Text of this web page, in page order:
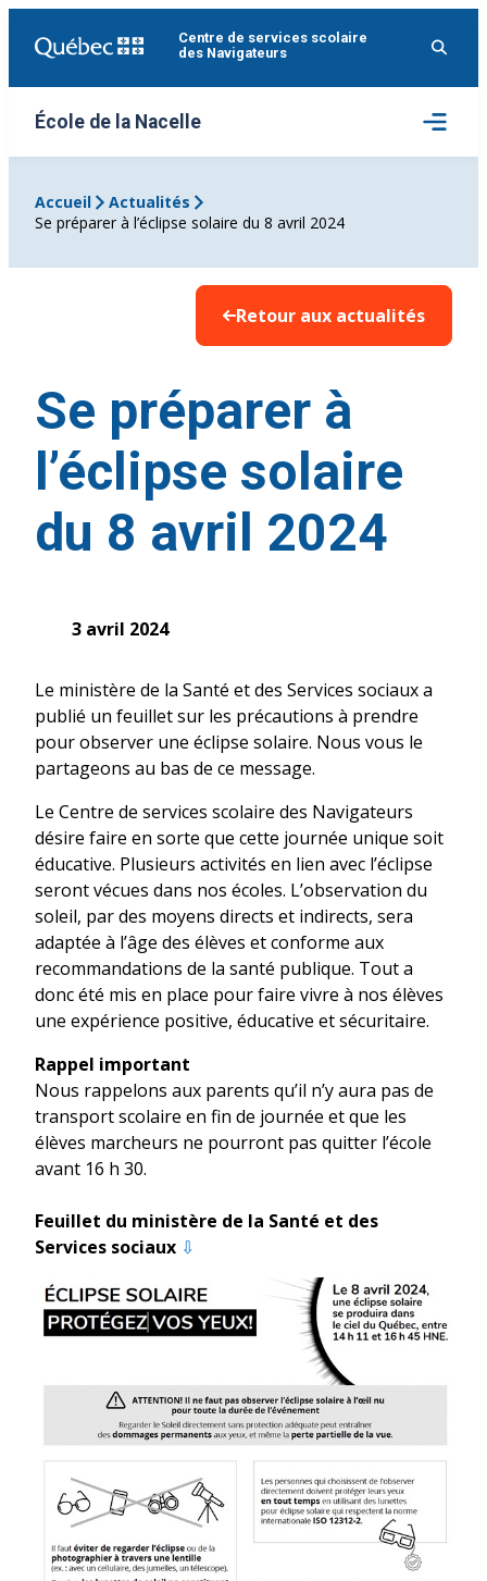
Centre de services scolaire
des Navigateurs
École de la Nacelle
Ouvrir
le
menu
Accueil
Actualités
Se préparer à l’éclipse solaire du 8 avril 2024
Retour aux actualités
Se préparer à
l’éclipse solaire
du 8 avril 2024
3 avril 2024
Le ministère de la Santé et des Services sociaux a
publié un feuillet sur les précautions à prendre
pour observer une éclipse solaire. Nous vous le
partageons au bas de ce message.
Le Centre de services scolaire des Navigateurs
désire faire en sorte que cette journée unique soit
éducative. Plusieurs activités en lien avec l’éclipse
seront vécues dans nos écoles. L’observation du
soleil, par des moyens directs et indirects, sera
adaptée à l’âge des élèves et conforme aux
recommandations de la santé publique. Tout a
donc été mis en place pour faire vivre à nos élèves
une expérience positive, éducative et sécuritaire.
Rappel important
Nous rappelons aux parents qu’il n’y aura pas de
transport scolaire en fin de journée et que les
élèves marcheurs ne pourront pas quitter l’école
avant 16 h 30.
Feuillet du ministère de la Santé et des
Services sociaux ⇩